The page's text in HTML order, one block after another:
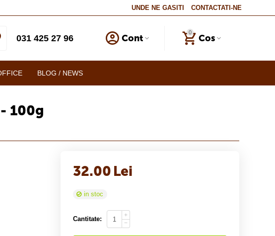
UNDE NE GASITI CONTACTATI-NE
031 425 27 96 Cont
0
Cos
BLOG / NEWS
- 100g
32.00 Lei
in stoc
Cantitate:
+
−